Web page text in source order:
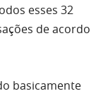
esses 32
de acordo
basicamente